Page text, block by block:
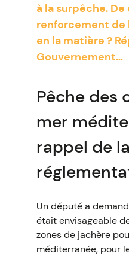
à la surpêche.
renforcement de
en la matière ?
Gouvernement…
Pêche des
mer
rappel de la
Un député a
était envisageable
zones de jachère
méditerranée, pour